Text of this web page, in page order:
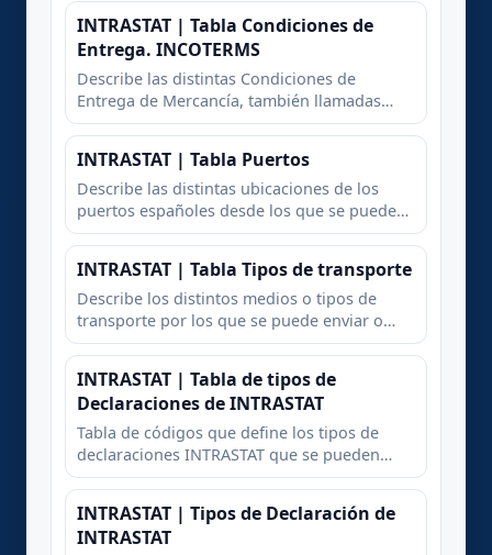
INTRASTAT | Tabla Condiciones de
Entrega. INCOTERMS
Describe las distintas Condiciones de
Entrega de Mercancía, también llamadas
INCOTERMS, que regulan el tipo de acuerto
mercanía a un país Europeo
INTRASTAT | Tabla Puertos
Describe las distintas ubicaciones de los
puertos españoles desde los que se puede
enviar o recibir mercancía hacia o desdde
INTRASTAT | Tabla Tipos de transporte
Describe los distintos medios o tipos de
transporte por los que se puede enviar o
recibir mercancía desde Europa
INTRASTAT | Tabla de tipos de
Declaraciones de INTRASTAT
Tabla de códigos que define los tipos de
declaraciones INTRASTAT que se pueden
presentar
INTRASTAT | Tipos de Declaración de
INTRASTAT